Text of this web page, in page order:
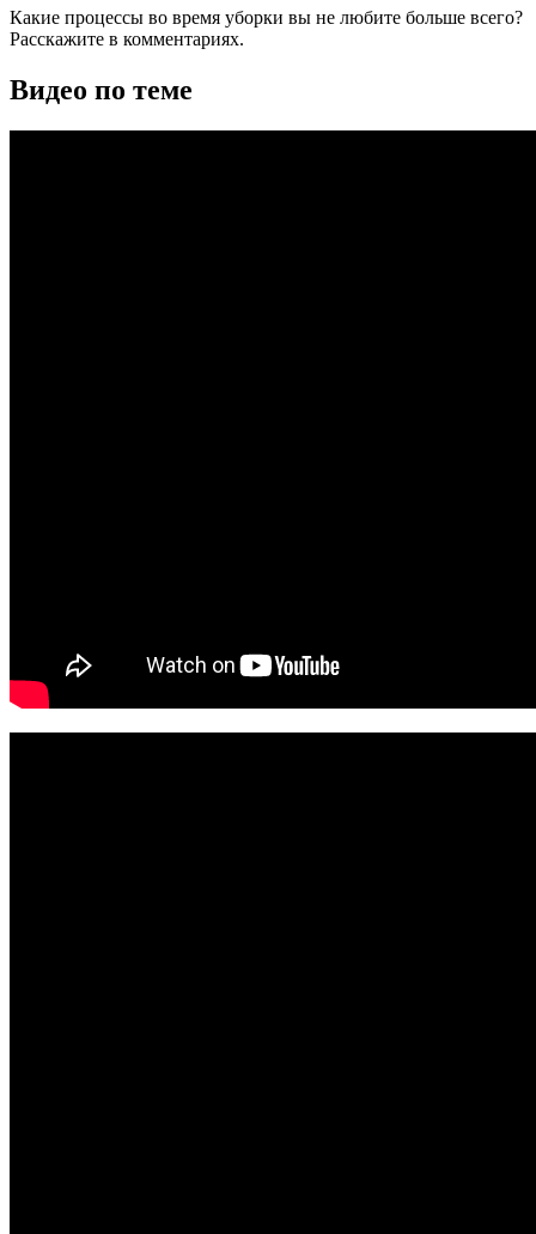
Какие процессы во время уборки вы не любите больше всего?
Расскажите в комментариях.
Видео по теме